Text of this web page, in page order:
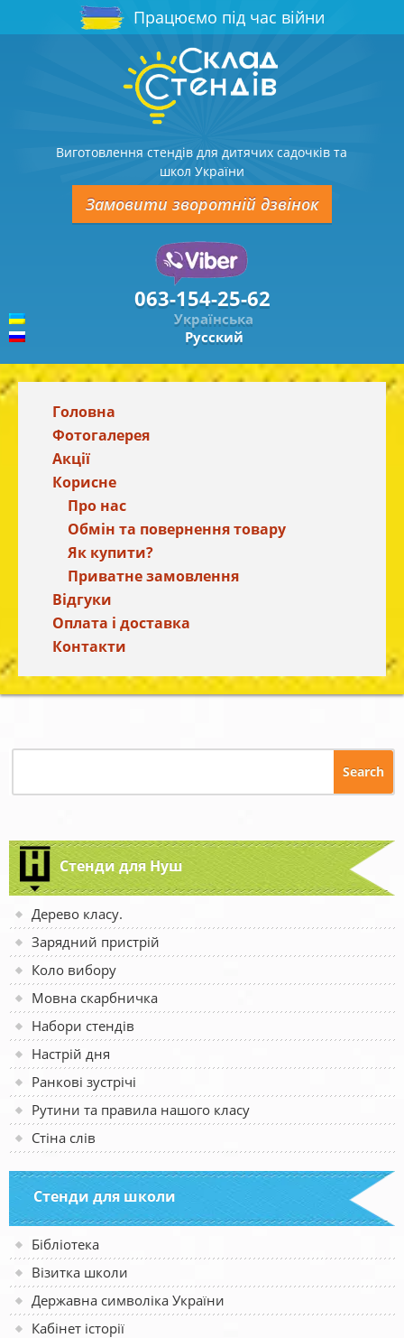
Працюємо під час війни
Виготовлення стендів для дитячих садочків та
школ України
Замовити зворотній дзвінок
063-154-25-62
Українська
Русский
Головна
Фотогалерея
Акції
Корисне
Про нас
Обмін та повернення товару
Як купити?
Приватне замовлення
Відгуки
Оплата і доставка
Контакти
Стенди для Нуш
Дерево класу.
Зарядний пристрій
Коло вибору
Мовна скарбничка
Набори стендів
Настрій дня
Ранкові зустрічі
Рутини та правила нашого класу
Стіна слів
Стенди для школи
Бібліотека
Візитка школи
Державна символіка України
Кабінет історії